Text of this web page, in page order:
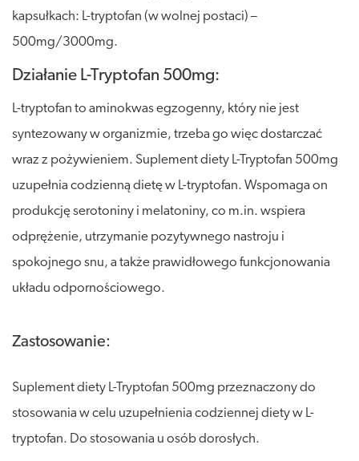
kapsułkach: L-tryptofan (w wolnej postaci) –
500mg/3000mg.
Działanie L-Tryptofan 500mg:
L-tryptofan to aminokwas egzogenny, który nie jest
syntezowany w organizmie, trzeba go więc dostarczać
wraz z pożywieniem. Suplement diety L-Tryptofan 500mg
uzupełnia codzienną dietę w L-tryptofan. Wspomaga on
produkcję serotoniny i melatoniny, co m.in. wspiera
odprężenie, utrzymanie pozytywnego nastroju i
spokojnego snu, a także prawidłowego funkcjonowania
układu odpornościowego.
Zastosowanie:
Suplement diety L-Tryptofan 500mg przeznaczony do
stosowania w celu uzupełnienia codziennej diety w L-
tryptofan. Do stosowania u osób dorosłych.